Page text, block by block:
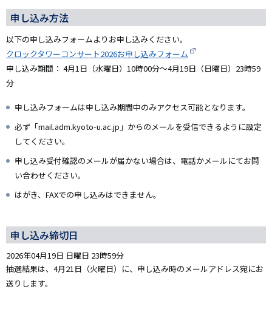
申し込み方法
以下の申し込みフォームよりお申し込みください。
クロックタワーコンサート2026お申し込みフォーム
申し込み期間： 4月1日（水曜日）10時00分～4月19日（日曜日）23時59
分
申し込みフォームは申し込み期間中のみアクセス可能となります。
必ず「mail.adm.kyoto-u.ac.jp」からのメールを受信できるように設定
してください。
申し込み受付確認のメールが届かない場合は、電話かメールにてお問
い合わせください。
はがき、FAXでの申し込みはできません。
申し込み締切日
2026年04月19日 日曜日 23時59分
抽選結果は、4月21日（火曜日）に、申し込み時のメールアドレス宛にお
送りします。